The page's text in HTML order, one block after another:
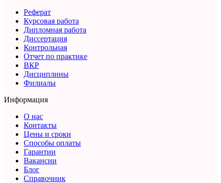
Реферат
Курсовая работа
Дипломная работа
Диссертация
Контрольная
Отчет по практике
ВКР
Дисциплины
Филиалы
Информация
О нас
Контакты
Цены и сроки
Способы оплаты
Гарантии
Вакансии
Блог
Справочник